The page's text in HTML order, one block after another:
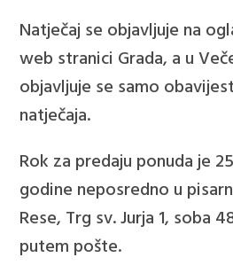
Natječaj se objavljuje na
web stranici Grada, a u
objavljuje se samo
natječaja.
Rok za predaju ponuda je
godine neposredno u
Rese, Trg sv. Jurja 1, soba
putem pošte.